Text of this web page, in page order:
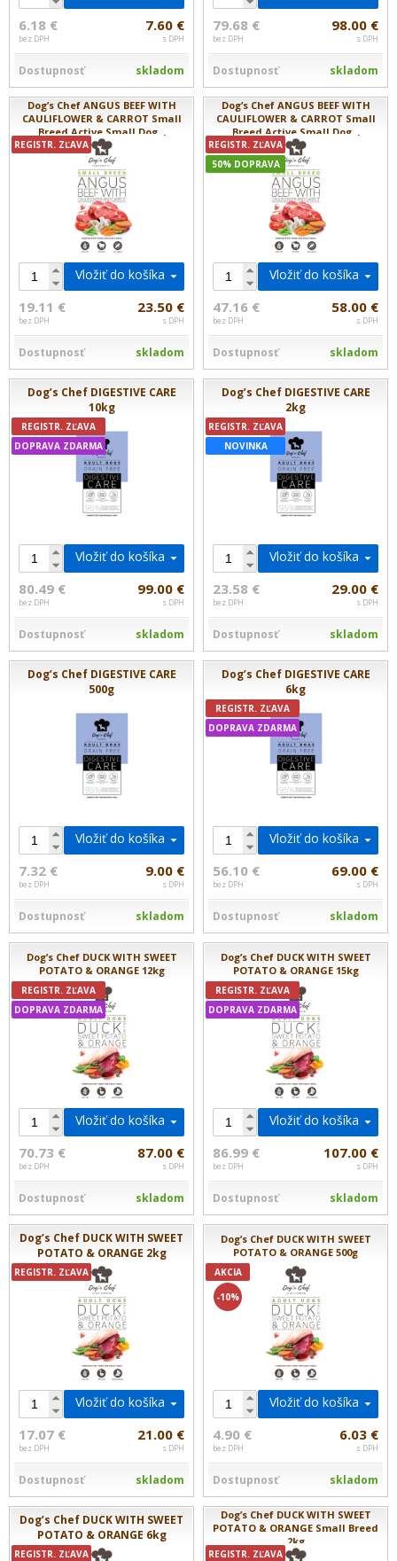
6.18 €
bez DPH
7.60 €
s DPH
Dostupnosť skladom
79.68 €
bez DPH
98.00 €
s DPH
Dostupnosť skladom
Dog’s Chef ANGUS BEEF WITH
CAULIFLOWER & CARROT Small
Breed Active Small Dog...
REGISTR. ZĽAVA
Vložiť do košíka
19.11 €
bez DPH
23.50 €
s DPH
Dostupnosť skladom
Dog’s Chef ANGUS BEEF WITH
CAULIFLOWER & CARROT Small
Breed Active Small Dog...
REGISTR. ZĽAVA
50% DOPRAVA
Vložiť do košíka
47.16 €
bez DPH
58.00 €
s DPH
Dostupnosť skladom
Dog’s Chef DIGESTIVE CARE
10kg
REGISTR. ZĽAVA
DOPRAVA ZDARMA
Vložiť do košíka
80.49 €
bez DPH
99.00 €
s DPH
Dostupnosť skladom
Dog’s Chef DIGESTIVE CARE
2kg
REGISTR. ZĽAVA
NOVINKA
Vložiť do košíka
23.58 €
bez DPH
29.00 €
s DPH
Dostupnosť skladom
Dog’s Chef DIGESTIVE CARE
500g
Vložiť do košíka
7.32 €
bez DPH
9.00 €
s DPH
Dostupnosť skladom
Dog’s Chef DIGESTIVE CARE
6kg
REGISTR. ZĽAVA
DOPRAVA ZDARMA
Vložiť do košíka
56.10 €
bez DPH
69.00 €
s DPH
Dostupnosť skladom
Dog’s Chef DUCK WITH SWEET
POTATO & ORANGE 12kg
REGISTR. ZĽAVA
DOPRAVA ZDARMA
Vložiť do košíka
70.73 €
bez DPH
87.00 €
s DPH
Dostupnosť skladom
Dog’s Chef DUCK WITH SWEET
POTATO & ORANGE 15kg
REGISTR. ZĽAVA
DOPRAVA ZDARMA
Vložiť do košíka
86.99 €
bez DPH
107.00 €
s DPH
Dostupnosť skladom
Dog’s Chef DUCK WITH SWEET
POTATO & ORANGE 2kg
REGISTR. ZĽAVA
Vložiť do košíka
17.07 €
bez DPH
21.00 €
s DPH
Dostupnosť skladom
Dog’s Chef DUCK WITH SWEET
POTATO & ORANGE 500g
AKCIA
-10%
Vložiť do košíka
4.90 €
bez DPH
6.03 €
s DPH
Dostupnosť skladom
Dog’s Chef DUCK WITH SWEET
POTATO & ORANGE 6kg
REGISTR. ZĽAVA
Dog’s Chef DUCK WITH SWEET
POTATO & ORANGE Small Breed
2kg
REGISTR. ZĽAVA